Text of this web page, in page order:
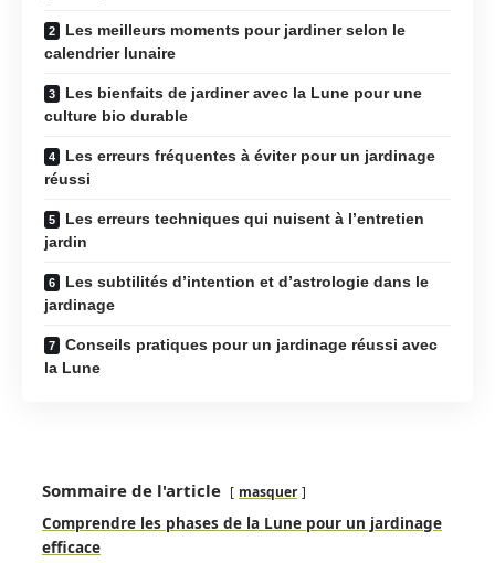
Les meilleurs moments pour jardiner selon le
calendrier lunaire
Les bienfaits de jardiner avec la Lune pour une
culture bio durable
Les erreurs fréquentes à éviter pour un jardinage
réussi
Les erreurs techniques qui nuisent à l’entretien
jardin
Les subtilités d’intention et d’astrologie dans le
jardinage
Conseils pratiques pour un jardinage réussi avec
la Lune
Sommaire de l'article masquer
Comprendre les phases de la Lune pour un jardinage
efficace